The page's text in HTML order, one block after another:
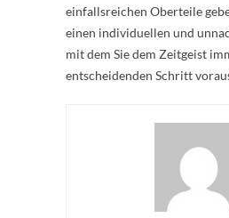
einfallsreichen Oberteile
einen individuellen und
mit dem Sie dem Zeitgeist
entscheidenden Schritt